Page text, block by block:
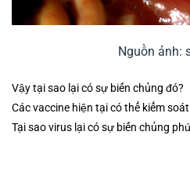
Nguồn ảnh:
Vậy tại sao lại có sự biến chủng đó?
Các vaccine hiện tại có thể kiểm
Tại sao virus lại có sự biến chủng